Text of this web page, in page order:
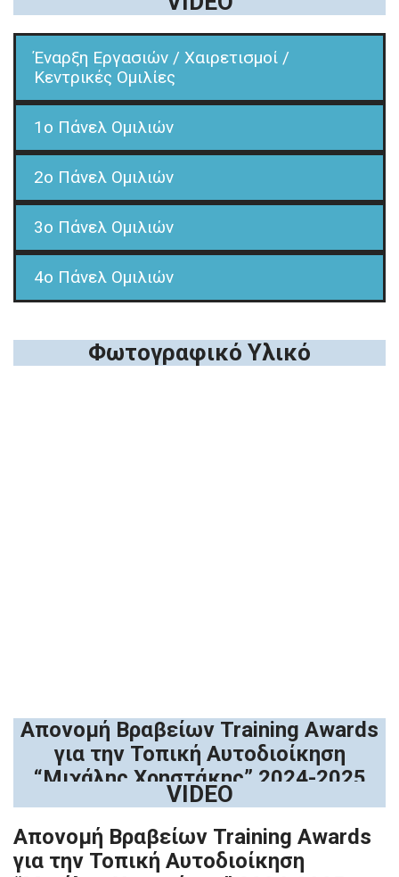
Έναρξη Εργασιών / Χαιρετισμοί /
Κεντρικές Ομιλίες
1o Πάνελ Ομιλιών
2o Πάνελ Ομιλιών
3o Πάνελ Ομιλιών
4o Πάνελ Ομιλιών
Φωτογραφικό Υλικό
Απονομή Βραβείων Training Awards
για την Τοπική Αυτοδιοίκηση
“Μιχάλης Χρηστάκης” 2024-2025
VIDEO
Απονομή Βραβείων Training Awards
για την Τοπική Αυτοδιοίκηση